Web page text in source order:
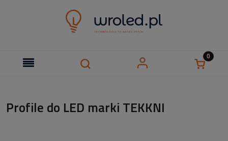
Profile do LED marki TEKKNI